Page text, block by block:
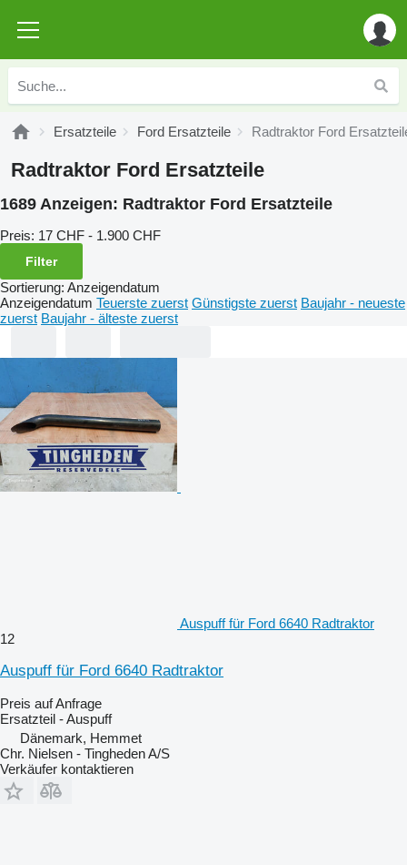
Ersatzteile Ford Ersatzteile Radtraktor Ford
Radtraktor Ford Ersatzteile
1689 Anzeigen: Radtraktor Ford Ersatzteile
Preis: 17 CHF - 1.900 CHF
Filter
Sortierung: Anzeigendatum
Anzeigendatum Teuerste zuerst Günstigste zuerst Baujahr - neueste
zuerst Baujahr - älteste zuerst
Auspuff für Ford 6640 Radtraktor
12
Auspuff für Ford 6640 Radtraktor
Preis auf Anfrage
Ersatzteil - Auspuff
Dänemark, Hemmet
Chr. Nielsen - Tingheden A/S
Verkäufer kontaktieren